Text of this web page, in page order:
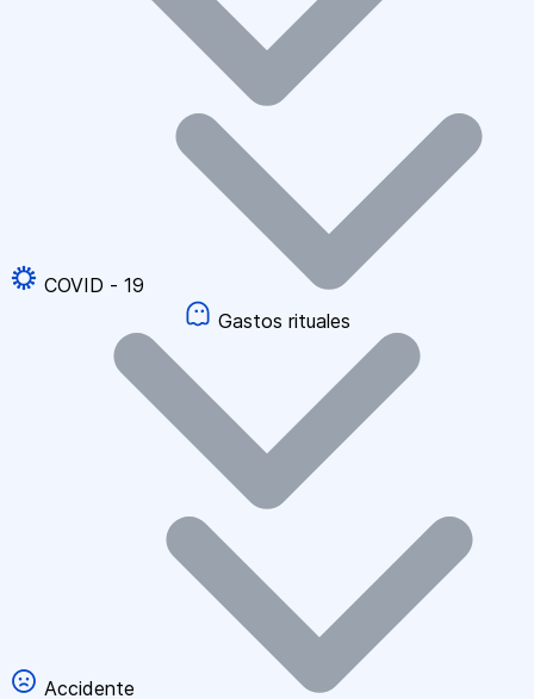
COVID - 19
Gastos rituales
Accidente